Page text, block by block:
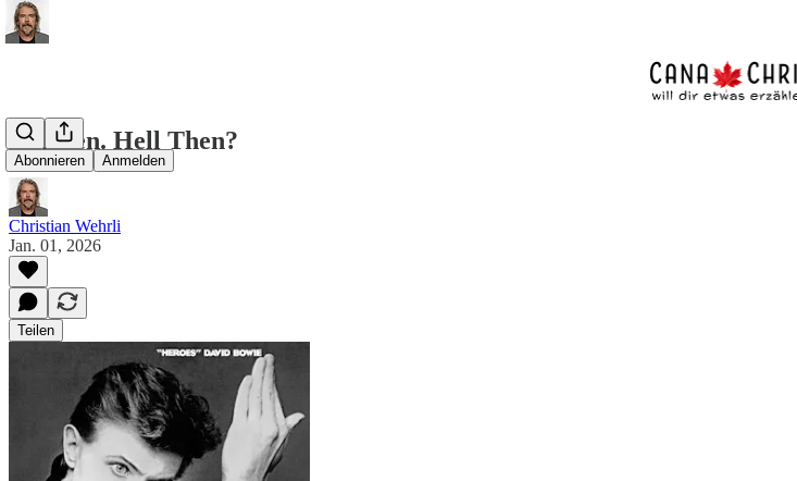
Abonnieren Anmelden
Hel Den. Hell Then?
Christian Wehrli
Jan. 01, 2026
Teilen